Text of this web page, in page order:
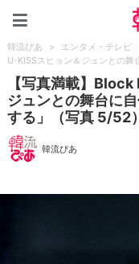
韓流ぴあ > エンタメ・テレビ
U-KISSスヒョン＆ジュンとの舞
【写真満載】
ジュンとの舞台に
する」（写真 5/52）
韓流ぴあ